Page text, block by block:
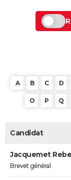
A B C D
O P Q
Candidat
Jacquemet
Brevet général